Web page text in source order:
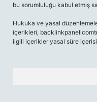
bu sorumluluğu kabul etmiş
Hukuka ve yasal
içerikleri,
ilgili içerikler yasal süre